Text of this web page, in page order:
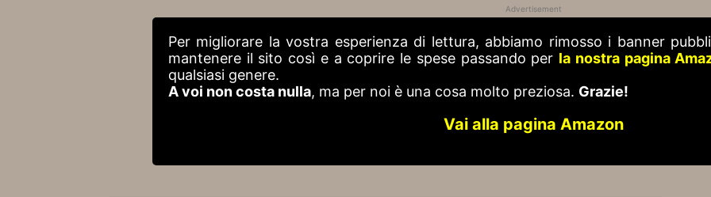
Advertisement
Per migliorare la vostra esperienza di lettura, abbiamo rimosso i banner
mantenere il sito così e a coprire le spese passando per la nostra pagina
qualsiasi genere.
A voi non costa nulla, ma per noi è una cosa molto preziosa. Grazie!
Vai alla pagina Amazon